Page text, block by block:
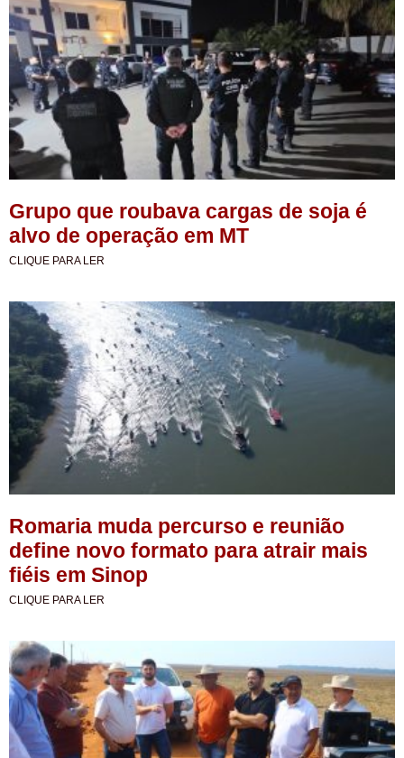
Grupo que roubava cargas de soja é
alvo de operação em MT
CLIQUE PARA LER
Romaria muda percurso e reunião
define novo formato para atrair mais
fiéis em Sinop
CLIQUE PARA LER